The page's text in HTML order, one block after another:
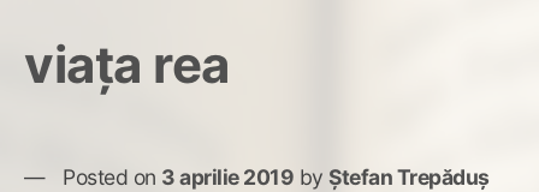
viața rea
Posted on 3 aprilie 2019 by Ștefan Trepăduș